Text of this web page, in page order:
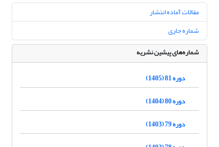
مقالات آماده انتشار
شماره جاری
شماره‌های پیشین نشریه
دوره 81 (1405)
دوره 80 (1404)
دوره 79 (1403)